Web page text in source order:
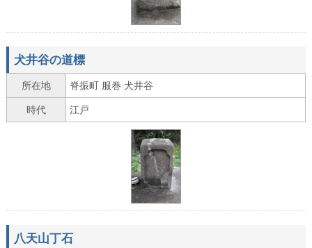
犬井谷の道標
所在地 脊振町 服巻 犬井谷
時代 江戸
八天山丁石